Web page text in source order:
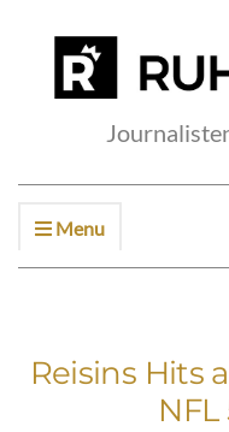
Menu
Reisins Hits